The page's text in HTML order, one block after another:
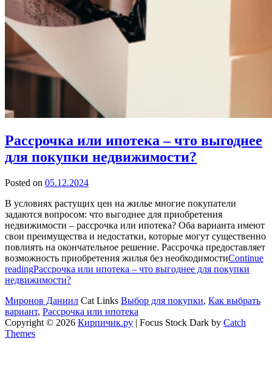
Рассрочка или ипотека – что выгоднее
для покупки недвижимости?
Posted on 05.12.2024
В условиях растущих цен на жилье многие покупатели
задаются вопросом: что выгоднее для приобретения
недвижимости – рассрочка или ипотека? Оба варианта имеют
свои преимущества и недостатки, которые могут существенно
повлиять на окончательное решение. Рассрочка предоставляет
возможность приобретения жилья без необходимостиContinue
readingРассрочка или ипотека – что выгоднее для покупки
недвижимости?
Миронов Даниил Cat Links Выбор для покупки, Как выбрать
вариант, Рассрочка или ипотека
Copyright © 2026 Кирпичик.ру | Focus Stock Dark by Catch
Themes